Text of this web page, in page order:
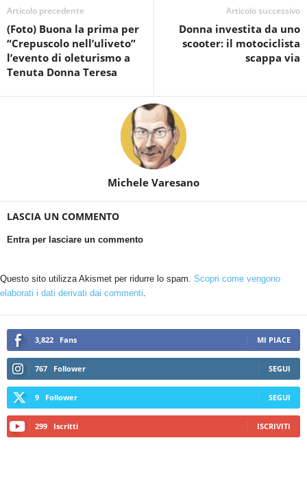
Articolo precedente
(Foto) Buona la prima per
“Crepuscolo nell’uliveto”
l’evento di oleturismo a
Tenuta Donna Teresa
Articolo successivo
Donna investita da uno
scooter: il motociclista
scappa via
Michele Varesano
LASCIA UN COMMENTO
Entra per lasciare un commento
Questo sito utilizza Akismet per ridurre lo spam. Scopri come vengono
elaborati i dati derivati dai commenti.
3,822 Fans MI PIACE
767 Follower SEGUI
9 Follower SEGUI
299 Iscritti ISCRIVITI